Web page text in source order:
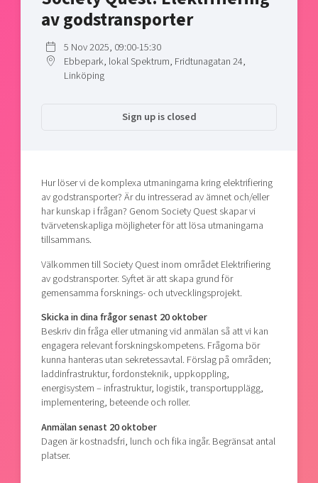
Shaping cities and regions
Bright East
Reversed mentorship
Upscaling
Talent & skills
Startup & industry collaboration
Offers to boost your business
Our community of companies
Publications
Project toolbox
Reach out to us
Locations
Today's lunch in Mjärdevi
av godstransporter
5 Nov 2025, 09:00-15:30
Ebbepark, lokal Spektrum, Fridtunagatan 24,
Linköping
Sign up is closed
Hur löser vi de komplexa utmaningarna kring elektrifiering
av godstransporter? Är du intresserad av ämnet och/eller
har kunskap i frågan? Genom Society Quest skapar vi
tvärvetenskapliga möjligheter för att lösa utmaningarna
tillsammans.
Välkommen till Society Quest inom området Elektrifiering
av godstransporter. Syftet är att skapa grund för
gemensamma forsknings- och utvecklingsprojekt.
Skicka in dina frågor senast 20 oktober
Beskriv din fråga eller utmaning vid anmälan så att vi kan
engagera relevant forskningskompetens. Frågorna bör
kunna hanteras utan sekretessavtal. Förslag på områden;
laddinfrastruktur, fordonsteknik, uppkoppling,
energisystem – infrastruktur, logistik, transportupplägg,
implementering, beteende och roller.
Anmälan senast 20 oktober
Dagen är kostnadsfri, lunch och fika ingår. Begränsat antal
platser.